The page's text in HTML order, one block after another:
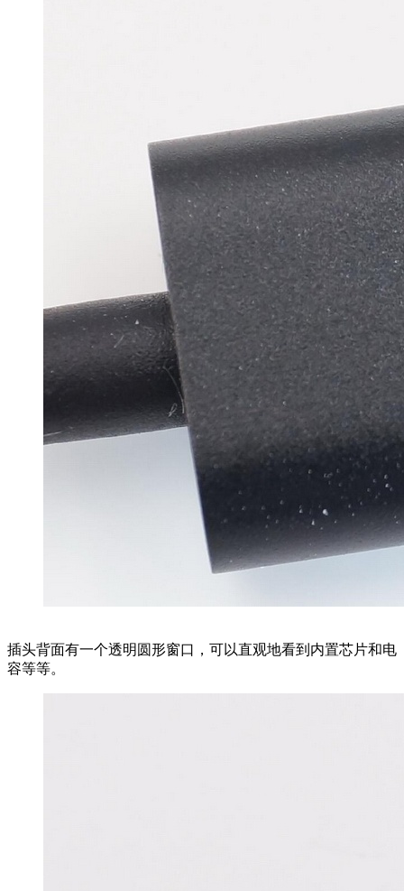
插头背面有一个透明圆形窗口，可以直观地看到内置芯片和电
容等等。